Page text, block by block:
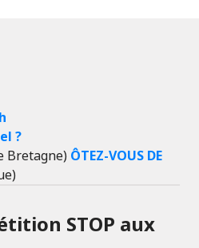
?
Bretagne) ÔTEZ-VOUS DE
STOP aux